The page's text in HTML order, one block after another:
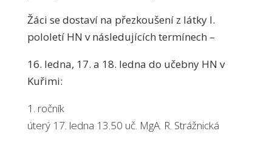
Žáci se dostaví na přezkoušení z látky I.
pololetí HN v následujících termínech –
16. ledna, 17. a 18. ledna do učebny HN v
Kuřimi:
1. ročník
úterý 17. ledna 13.50 uč. MgA. R. Strážnická